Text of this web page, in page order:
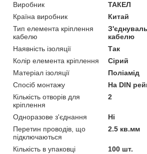
Виробник
ТАКЕЛ
Країна виробник
Китай
Тип елемента кріплення
кабелю
кабелю
Наявність ізоляції
Так
Колір елемента кріплення
Сірий
Матеріал ізоляції
Поліамід
Спосіб монтажу
На DIN
Кількість отворів для
кріплення
2
Одноразове з'єднання
Ні
Перетин проводів, що
підключаються
2.5 кв.мм
Кількість в упаковці
100 шт.